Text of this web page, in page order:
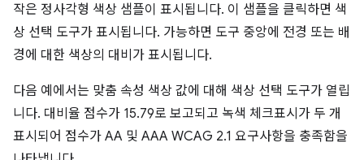
작은 정사각형 색상 샘플이 표시됩니다. 이 샘플을 클릭하면 색
상 선택 도구가 표시됩니다. 가능하면 도구 중앙에 전경 또는 배
경에 대한 색상의 대비가 표시됩니다.
다음 예에서는 맞춤 속성 색상 값에 대해 색상 선택 도구가 열립
니다. 대비율 점수가 15.79로 보고되고 녹색 체크표시가 두 개
표시되어 점수가 AA 및 AAA WCAG 2.1 요구사항을 충족함을